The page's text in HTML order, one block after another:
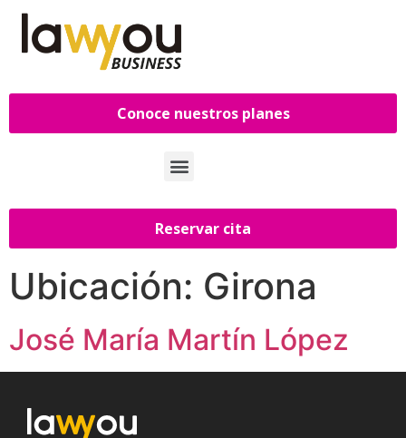
Conoce nuestros planes
Reservar cita
Ubicación: Girona
José María Martín López